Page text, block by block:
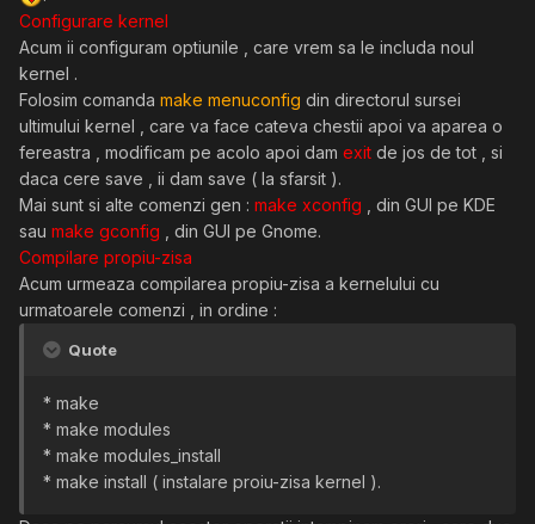
Configurare kernel
Acum ii configuram optiunile , care vrem sa le includa noul
kernel .
Folosim comanda make menuconfig din directorul sursei
ultimului kernel , care va face cateva chestii apoi va aparea o
fereastra , modificam pe acolo apoi dam exit de jos de tot , si
daca cere save , ii dam save ( la sfarsit ).
Mai sunt si alte comenzi gen : make xconfig , din GUI pe KDE
sau make gconfig , din GUI pe Gnome.
Compilare propiu-zisa
Acum urmeaza compilarea propiu-zisa a kernelului cu
urmatoarele comenzi , in ordine :
Quote
* make
* make modules
* make modules_install
* make install ( instalare proiu-zisa kernel ).